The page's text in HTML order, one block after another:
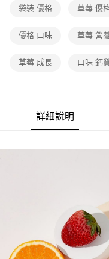
袋裝 優格 草莓 優
優格 口味 草莓 營
草莓 成長 口味 鈣
詳細說明